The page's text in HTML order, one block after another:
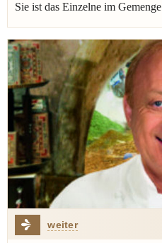
Sie ist das Einzelne im Gemenge
weiter